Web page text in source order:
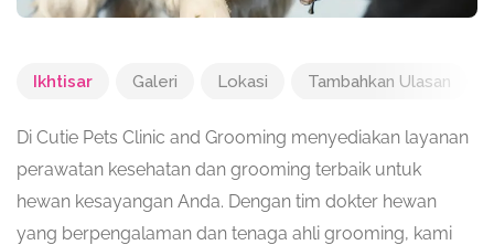
Ikhtisar Galeri Lokasi Tambahkan Ulasan
Di Cutie Pets Clinic and Grooming menyediakan layanan
perawatan kesehatan dan grooming terbaik untuk
hewan kesayangan Anda. Dengan tim dokter hewan
yang berpengalaman dan tenaga ahli grooming, kami